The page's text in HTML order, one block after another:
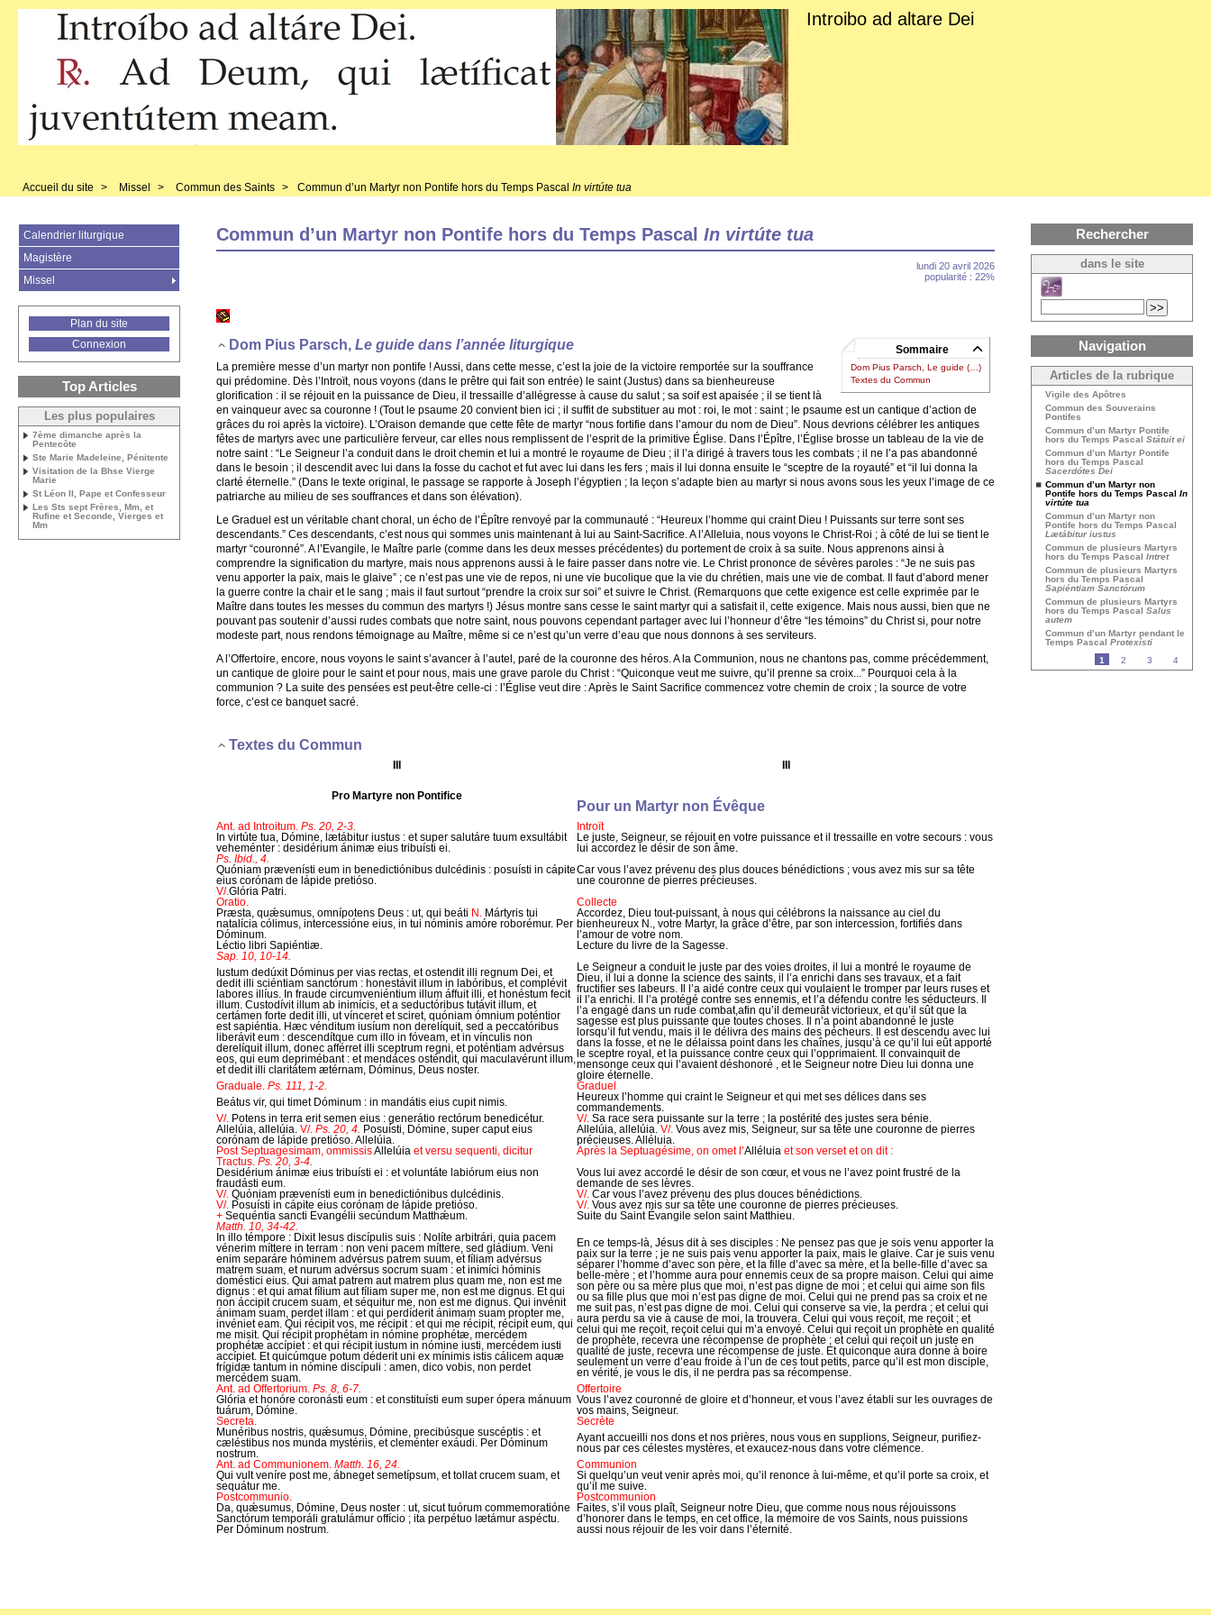
Introibo ad altare Dei
Accueil du site > Missel > Commun des Saints > Commun d’un Martyr non Pontife hors du Temps Pascal In virtúte tua
Commun d’un Martyr non Pontife hors du Temps Pascal In virtúte tua
lundi 20 avril 2026
popularité : 22%
Sommaire
Dom Pius Parsch, Le guide (…)
Textes du Commun
Dom Pius Parsch, Le guide dans l’année liturgique
La première messe d’un martyr non pontife ! Aussi, dans cette messe, c’est la joie de la victoire remportée sur la souffrance
qui prédomine. Dès l’Introït, nous voyons (dans le prêtre qui fait son entrée) le saint (Justus) dans sa bienheureuse
glorification : il se réjouit en la puissance de Dieu, il tressaille d’allégresse à cause du salut ; sa soif est apaisée ; il se tient là
en vainqueur avec sa couronne ! (Tout le psaume 20 convient bien ici ; il suffit de substituer au mot : roi, le mot : saint ; le psaume est un cantique d’action de
grâces du roi après la victoire). L’Oraison demande que cette fête de martyr “nous fortifie dans l’amour du nom de Dieu”. Nous devrions célébrer les antiques
fêtes de martyrs avec une particulière ferveur, car elles nous remplissent de l’esprit de la primitive Église. Dans l’Épître, l’Église brosse un tableau de la vie de
notre saint : “Le Seigneur l’a conduit dans le droit chemin et lui a montré le royaume de Dieu ; il l’a dirigé à travers tous les combats ; il ne l’a pas abandonné
dans le besoin ; il descendit avec lui dans la fosse du cachot et fut avec lui dans les fers ; mais il lui donna ensuite le “sceptre de la royauté” et “il lui donna la
clarté éternelle.” (Dans le texte original, le passage se rapporte à Joseph l’égyptien ; la leçon s’adapte bien au martyr si nous avons sous les yeux l’image de ce
patriarche au milieu de ses souffrances et dans son élévation).
Le Graduel est un véritable chant choral, un écho de l’Épître renvoyé par la communauté : “Heureux l’homme qui craint Dieu ! Puissants sur terre sont ses
descendants.” Ces descendants, c’est nous qui sommes unis maintenant à lui au Saint-Sacrifice. A l’Alleluia, nous voyons le Christ-Roi ; à côté de lui se tient le
martyr “couronné”. A l’Evangile, le Maître parle (comme dans les deux messes précédentes) du portement de croix à sa suite. Nous apprenons ainsi à
comprendre la signification du martyre, mais nous apprenons aussi à le faire passer dans notre vie. Le Christ prononce de sévères paroles : “Je ne suis pas
venu apporter la paix, mais le glaive” ; ce n’est pas une vie de repos, ni une vie bucolique que la vie du chrétien, mais une vie de combat. Il faut d’abord mener
la guerre contre la chair et le sang ; mais il faut surtout “prendre la croix sur soi” et suivre le Christ. (Remarquons que cette exigence est celle exprimée par le
Maître dans toutes les messes du commun des martyrs !) Jésus montre sans cesse le saint martyr qui a satisfait il, cette exigence. Mais nous aussi, bien que ne
pouvant pas soutenir d’aussi rudes combats que notre saint, nous pouvons cependant partager avec lui l’honneur d’être “les témoins” du Christ si, pour notre
modeste part, nous rendons témoignage au Maître, même si ce n’est qu’un verre d’eau que nous donnons à ses serviteurs.
A l’Offertoire, encore, nous voyons le saint s’avancer à l’autel, paré de la couronne des héros. A la Communion, nous ne chantons pas, comme précédemment,
un cantique de gloire pour le saint et pour nous, mais une grave parole du Christ : “Quiconque veut me suivre, qu’il prenne sa croix...” Pourquoi cela à la
communion ? La suite des pensées est peut-être celle-ci : l’Église veut dire : Après le Saint Sacrifice commencez votre chemin de croix ; la source de votre
force, c’est ce banquet sacré.
Textes du Commun
Pro Martyre non Pontifice
Pour un Martyr non Évêque
Ant. ad Introitum. Ps. 20, 2-3.
Introït
In virtúte tua, Dómine, lætábitur iustus : et super salutáre tuum exsultábit
veheménter : desidérium ánimæ eius tribuísti ei.
Le juste, Seigneur, se réjouit en votre puissance et il tressaille en votre secours : vous
lui accordez le désir de son âme.
Ps. Ibid., 4.
Quóniam prævenísti eum in benedictiónibus dulcédinis : posuísti in cápite
eius corónam de lápide pretióso.
Car vous l’avez prévenu des plus douces bénédictions ; vous avez mis sur sa tête
une couronne de pierres précieuses.
V/.Glória Patri.
Oratio.
Collecte
Præsta, quǽsumus, omnípotens Deus : ut, qui beáti N. Mártyris tui
natalícia cólimus, intercessióne eius, in tui nóminis amóre roborémur. Per
Dóminum.
Accordez, Dieu tout-puissant, à nous qui célébrons la naissance au ciel du
bienheureux N., votre Martyr, la grâce d’être, par son intercession, fortifiés dans
l’amour de votre nom.
Léctio libri Sapiéntiæ.
Lecture du livre de la Sagesse.
Sap. 10, 10-14.
Iustum dedúxit Dóminus per vias rectas, et ostendit illi regnum Dei, et
dedit illi sciéntiam sanctórum : honestávit illum in labóribus, et complévit
labores illíus. In fraude circumveniéntium illum áffuit illi, et honéstum fecit
illum. Custodívit illum ab inimícis, et a seductóribus tutávit illum, et
certámen forte dedit illi, ut vínceret et sciret, quóniam ómnium poténtior
est sapiéntia. Hæc vénditum iusíum non derelíquit, sed a peccatóribus
liberávit eum : descendítque cum illo in fóveam, et in vínculis non
derelíquit illum, donec afférret illi sceptrum regni, et poténtiam advérsus
eos, qui eum deprimébant : et mendáces osténdit, qui maculavérunt illum,
et dedit illi claritátem ætérnam, Dóminus, Deus noster.
Le Seigneur a conduit le juste par des voies droites, il lui a montré le royaume de
Dieu, il lui a donne la science des saints, il l’a enrichi dans ses travaux, et a fait
fructifier ses labeurs. Il l’a aidé contre ceux qui voulaient le tromper par leurs ruses et
il l’a enrichi. Il l’a protégé contre ses ennemis, et l’a défendu contre !es séducteurs. Il
l’a engagé dans un rude combat,afin qu’il demeurât victorieux, et qu’il sût que la
sagesse est plus puissante que toutes choses. Il n’a point abandonné le juste
lorsqu’il fut vendu, mais il le délivra des mains des pécheurs. Il est descendu avec lui
dans la fosse, et ne le délaissa point dans les chaînes, jusqu’à ce qu’il lui eût apporté
le sceptre royal, et la puissance contre ceux qui l’opprimaient. Il convainquit de
mensonge ceux qui l’avaient déshonoré , et le Seigneur notre Dieu lui donna une
gloire éternelle.
Graduale. Ps. 111, 1-2.
Graduel
Beátus vir, qui timet Dóminum : in mandátis eius cupit nimis.
Heureux l’homme qui craint le Seigneur et qui met ses délices dans ses
commandements.
V/. Potens in terra erit semen eius : generátio rectórum benedicétur. V/. Sa race sera puissante sur la terre ; la postérité des justes sera bénie.
Allelúia, allelúia. V/. Ps. 20, 4. Posuísti, Dómine, super caput eius
corónam de lápide pretióso. Allelúia.
Allelúia, allelúia. V/. Vous avez mis, Seigneur, sur sa tête une couronne de pierres
précieuses. Alléluia.
Post Septuagesimam, ommissisAllelúia et versu sequenti, dicitur Après la Septuagésime, on omet l’Alléluia et son verset et on dit :
Tractus. Ps. 20, 3-4.
Desidérium ánimæ eius tribuísti ei : et voluntáte labiórum eius non
fraudásti eum.
Vous lui avez accordé le désir de son cœur, et vous ne l’avez point frustré de la
demande de ses lèvres.
V/. Quóniam prævenísti eum in benedictiónibus dulcédinis. V/. Car vous l’avez prévenu des plus douces bénédictions.
V/. Posuísti in cápite eius corónam de lápide pretióso. V/. Vous avez mis sur sa tête une couronne de pierres précieuses.
+ Sequéntia sancti Evangélii secúndum Matthǽum.
Suite du Saint Évangile selon saint Matthieu.
Matth. 10, 34-42.
In illo témpore : Dixit Iesus discípulis suis : Nolíte arbitrári, quia pacem
vénerim míttere in terram : non veni pacem míttere, sed gládium. Veni
enim separáre hóminem advérsus patrem suum, et fíliam advérsus
matrem suam, et nurum advérsus socrum suam : et inimíci hóminis
doméstici eius. Qui amat patrem aut matrem plus quam me, non est me
dignus : et qui amat fílium aut fíliam super me, non est me dignus. Et qui
non áccipit crucem suam, et séquitur me, non est me dignus. Qui invénit
ánimam suam, perdet illam : et qui perdíderit ánimam suam propter me,
invéniet eam. Qui récipit vos, me récipit : et qui me récipit, récipit eum, qui
me misit. Qui récipit prophétam in nómine prophétæ, mercédem
prophétæ accípiet : et qui récipit iustum in nómine iusti, mercédem iusti
accípiet. Et quicúmque potum déderit uni ex mínimis istis cálicem aquæ
frígidæ tantum in nómine discípuli : amen, dico vobis, non perdet
mercédem suam.
En ce temps-là, Jésus dit à ses disciples : Ne pensez pas que je sois venu apporter la
paix sur la terre ; je ne suis pais venu apporter la paix, mais le glaive. Car je suis venu
séparer l’homme d’avec son père, et la fille d’avec sa mère, et la belle-fille d’avec sa
belle-mère ; et l’homme aura pour ennemis ceux de sa propre maison. Celui qui aime
son père ou sa mère plus que moi, n’est pas digne de moi ; et celui qui aime son fils
ou sa fille plus que moi n’est pas digne de moi. Celui qui ne prend pas sa croix et ne
me suit pas, n’est pas digne de moi. Celui qui conserve sa vie, la perdra ; et celui qui
aura perdu sa vie à cause de moi, la trouvera. Celui qui vous reçoit, me reçoit ; et
celui qui me reçoit, reçoit celui qui m’a envoyé. Celui qui reçoit un prophète en qualité
de prophète, recevra une récompense de prophète ; et celui qui reçoit un juste en
qualité de juste, recevra une récompense de juste. Et quiconque aura donne à boire
seulement un verre d’eau froide à l’un de ces tout petits, parce qu’il est mon disciple,
en vérité, je vous le dis, il ne perdra pas sa récompense.
Ant. ad Offertorium. Ps. 8, 6-7.
Offertoire
Glória et honóre coronásti eum : et constituísti eum super ópera mánuum
tuárum, Dómine.
Vous l’avez couronné de gloire et d’honneur, et vous l’avez établi sur les ouvrages de
vos mains, Seigneur.
Secreta.
Secrète
Munéribus nostris, quǽsumus, Dómine, precibúsque suscéptis : et
cæléstibus nos munda mystériis, et cleménter exáudi. Per Dóminum
nostrum.
Ayant accueilli nos dons et nos prières, nous vous en supplions, Seigneur, purifiez-
nous par ces célestes mystères, et exaucez-nous dans votre clémence.
Ant. ad Communionem. Matth. 16, 24.
Communion
Qui vult veníre post me, ábneget semetípsum, et tollat crucem suam, et
sequátur me.
Si quelqu’un veut venir après moi, qu’il renonce à lui-même, et qu’il porte sa croix, et
qu’il me suive.
Postcommunio.
Postcommunion
Da, quǽsumus, Dómine, Deus noster : ut, sicut tuórum commemoratióne
Sanctórum temporáli gratulámur offício ; ita perpétuo lætámur aspéctu.
Per Dóminum nostrum.
Faites, s’il vous plaît, Seigneur notre Dieu, que comme nous nous réjouissons
d’honorer dans le temps, en cet office, la mémoire de vos Saints, nous puissions
aussi nous réjouir de les voir dans l’éternité.
Calendrier liturgique
Magistère
Missel
Plan du site
Connexion
Top Articles
Les plus populaires
7ème dimanche après la
Pentecôte
Ste Marie Madeleine, Pénitente
Visitation de la Bhse Vierge
Marie
St Léon II, Pape et Confesseur
Les Sts sept Frères, Mm, et
Rufine et Seconde, Vierges et
Mm
Rechercher
dans le site
Navigation
Articles de la rubrique
Vigile des Apôtres
Commun des Souverains
Pontifes
Commun d’un Martyr Pontife
hors du Temps Pascal Státuit ei
Commun d’un Martyr Pontife
hors du Temps Pascal
Sacerdótes Dei
Commun d’un Martyr non
Pontife hors du Temps Pascal In
virtúte tua
Commun d’un Martyr non
Pontife hors du Temps Pascal
Lætábitur iustus
Commun de plusieurs Martyrs
hors du Temps Pascal Intret
Commun de plusieurs Martyrs
hors du Temps Pascal
Sapiéntiam Sanctórum
Commun de plusieurs Martyrs
hors du Temps Pascal Salus
autem
Commun d’un Martyr pendant le
Temps Pascal Protexísti
1
2 3 4